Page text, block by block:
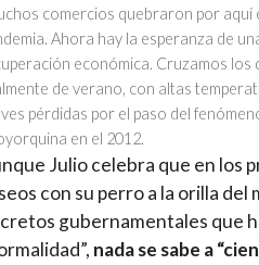
comercios quebraron por
Ahora hay la esperanza de
económica. Cruzamos los
de verano, con altas
pérdidas por el paso del
en el 2012.
Julio celebra que en los
con su perro a la orilla del
gubernamentales que
nada se sabe a